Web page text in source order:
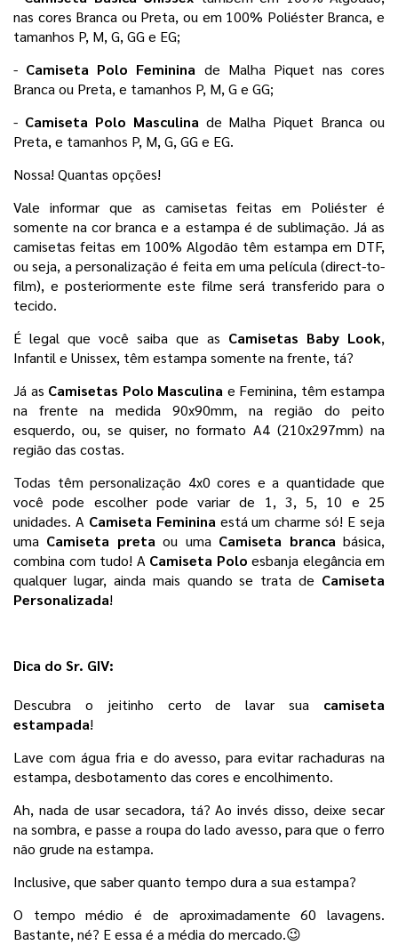
nas cores Branca ou Preta, ou em 100% Poliéster Branca, e
tamanhos P, M, G, GG e EG;
- Camiseta Polo Feminina de Malha Piquet nas cores
Branca ou Preta, e tamanhos P, M, G e GG;
- Camiseta Polo Masculina de Malha Piquet Branca ou
Preta, e tamanhos P, M, G, GG e EG.
Nossa! Quantas opções!
Vale informar que as camisetas feitas em Poliéster é
somente na cor branca e a estampa é de sublimação. Já as
camisetas feitas em 100% Algodão têm estampa em DTF,
ou seja, a personalização é feita em uma película (direct-to-
film), e posteriormente este filme será transferido para o
tecido.
É legal que você saiba que as Camisetas Baby Look,
Infantil e Unissex, têm estampa somente na frente, tá?
Já as Camisetas Polo Masculina e Feminina, têm estampa
na frente na medida 90x90mm, na região do peito
esquerdo, ou, se quiser, no formato A4 (210x297mm) na
região das costas.
Todas têm personalização 4x0 cores e a quantidade que
você pode escolher pode variar de 1, 3, 5, 10 e 25
unidades. A Camiseta Feminina está um charme só! E seja
uma Camiseta preta ou uma Camiseta branca básica,
combina com tudo! A Camiseta Polo esbanja elegância em
qualquer lugar, ainda mais quando se trata de Camiseta
Personalizada!
Dica do Sr. GIV:
Descubra o jeitinho certo de lavar sua camiseta
estampada!
Lave com água fria e do avesso, para evitar rachaduras na
estampa, desbotamento das cores e encolhimento.
Ah, nada de usar secadora, tá? Ao invés disso, deixe secar
na sombra, e passe a roupa do lado avesso, para que o ferro
não grude na estampa.
Inclusive, que saber quanto tempo dura a sua estampa?
O tempo médio é de aproximadamente 60 lavagens.
Bastante, né? E essa é a média do mercado.😉